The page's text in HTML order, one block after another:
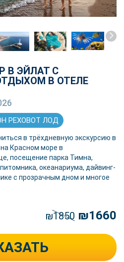
В ЭЙЛАТ С
В ОТЕЛЕ
РЕХОВОТ ЛОД
в трёхдневную экскурсию в
Красном море в
посещение парка Тимна,
океанариума, дайвинг-
с прозрачным дном и многое
₪1850 ₪1660